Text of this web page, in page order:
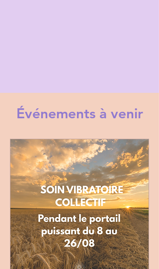
Événements à venir